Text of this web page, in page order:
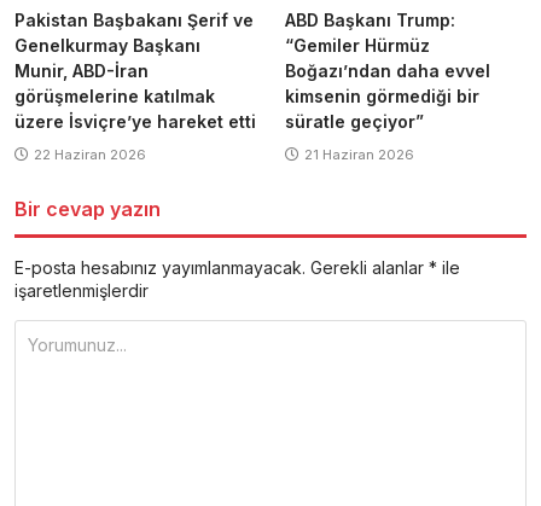
Pakistan Başbakanı Şerif ve
Genelkurmay Başkanı
Munir, ABD-İran
görüşmelerine katılmak
üzere İsviçre’ye hareket etti
22 Haziran 2026
ABD Başkanı Trump:
“Gemiler Hürmüz
Boğazı’ndan daha evvel
kimsenin görmediği bir
süratle geçiyor”
21 Haziran 2026
Bir cevap yazın
E-posta hesabınız yayımlanmayacak. Gerekli alanlar * ile
işaretlenmişlerdir